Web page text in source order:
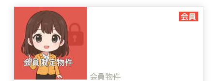
会員物件